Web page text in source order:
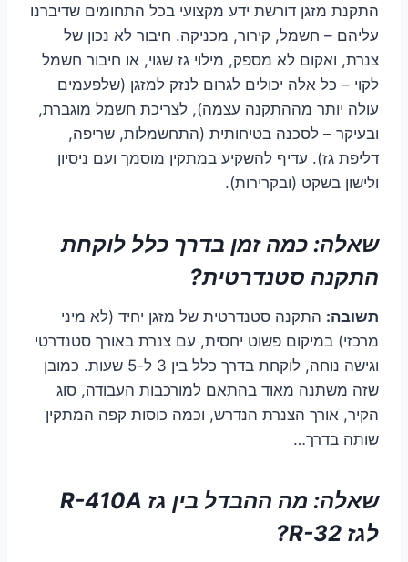
התקנת מזגן דורשת ידע מקצועי בכל התחומים שדיברנו
עליהם – חשמל, קירור, מכניקה. חיבור לא נכון של
צנרת, ואקום לא מספק, מילוי גז שגוי, או חיבור חשמל
לקוי – כל אלה יכולים לגרום לנזק למזגן (שלפעמים
עולה יותר מההתקנה עצמה), לצריכת חשמל מוגברת,
ובעיקר – לסכנה בטיחותית (התחשמלות, שריפה,
דליפת גז). עדיף להשקיע במתקין מוסמך ועם ניסיון
ולישון בשקט (ובקרירות).
שאלה: כמה זמן בדרך כלל לוקחת
התקנה סטנדרטית?
תשובה: התקנה סטנדרטית של מזגן יחיד (לא מיני
מרכזי) במיקום פשוט יחסית, עם צנרת באורך סטנדרטי
וגישה נוחה, לוקחת בדרך כלל בין 3 ל-5 שעות. כמובן
שזה משתנה מאוד בהתאם למורכבות העבודה, סוג
הקיר, אורך הצנרת הנדרש, וכמה כוסות קפה המתקין
שותה בדרך…
שאלה: מה ההבדל בין גז R-410A
לגז R-32?